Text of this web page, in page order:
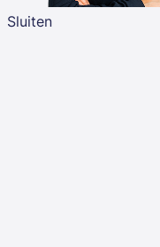
Sluiten